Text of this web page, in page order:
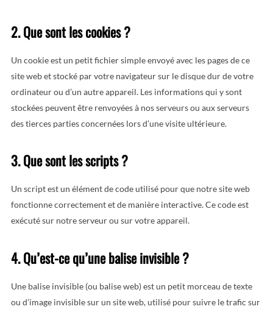
2. Que sont les cookies ?
Un cookie est un petit fichier simple envoyé avec les pages de ce
site web et stocké par votre navigateur sur le disque dur de votre
ordinateur ou d’un autre appareil. Les informations qui y sont
stockées peuvent être renvoyées à nos serveurs ou aux serveurs
des tierces parties concernées lors d’une visite ultérieure.
3. Que sont les scripts ?
Un script est un élément de code utilisé pour que notre site web
fonctionne correctement et de manière interactive. Ce code est
exécuté sur notre serveur ou sur votre appareil.
4. Qu’est-ce qu’une balise invisible ?
Une balise invisible (ou balise web) est un petit morceau de texte
ou d’image invisible sur un site web, utilisé pour suivre le trafic sur